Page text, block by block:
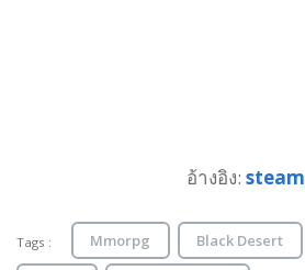
อ้างอิง: steam
Tags : Mmorpg Black Desert